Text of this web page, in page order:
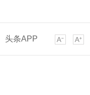
头条APP